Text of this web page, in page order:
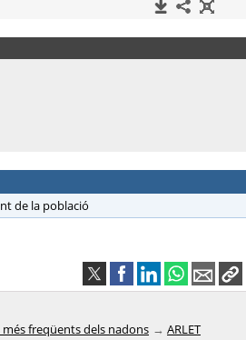
de la població
més freqüents dels nadons
ARLET